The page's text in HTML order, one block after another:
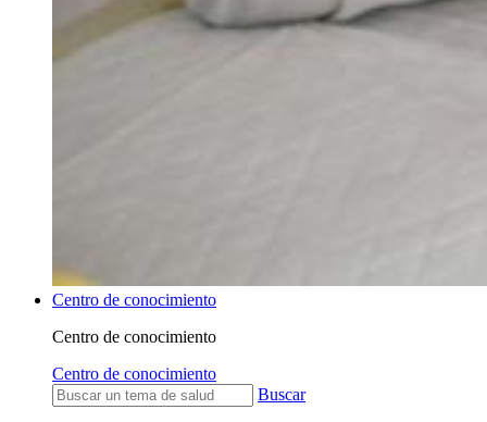
Centro de conocimiento
Centro de conocimiento
Centro de conocimiento
Buscar